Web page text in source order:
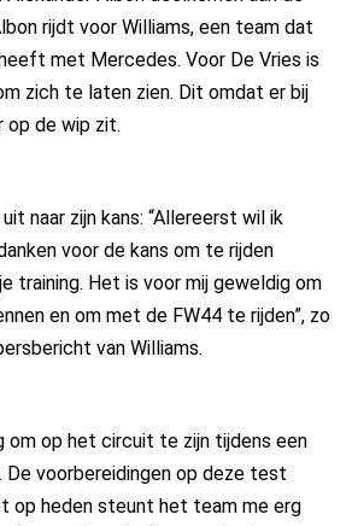
rijdt voor Williams, een team dat
met Mercedes. Voor De Vries is
zich te laten zien. Dit omdat er bij
op de wip zit.
naar zijn kans: “Allereerst wil ik
voor de kans om te rijden
training. Het is voor mij geweldig om
en om met de FW44 te rijden”, zo
van Williams.
om op het circuit te zijn tijdens een
De voorbereidingen op deze test
op heden steunt het team me erg